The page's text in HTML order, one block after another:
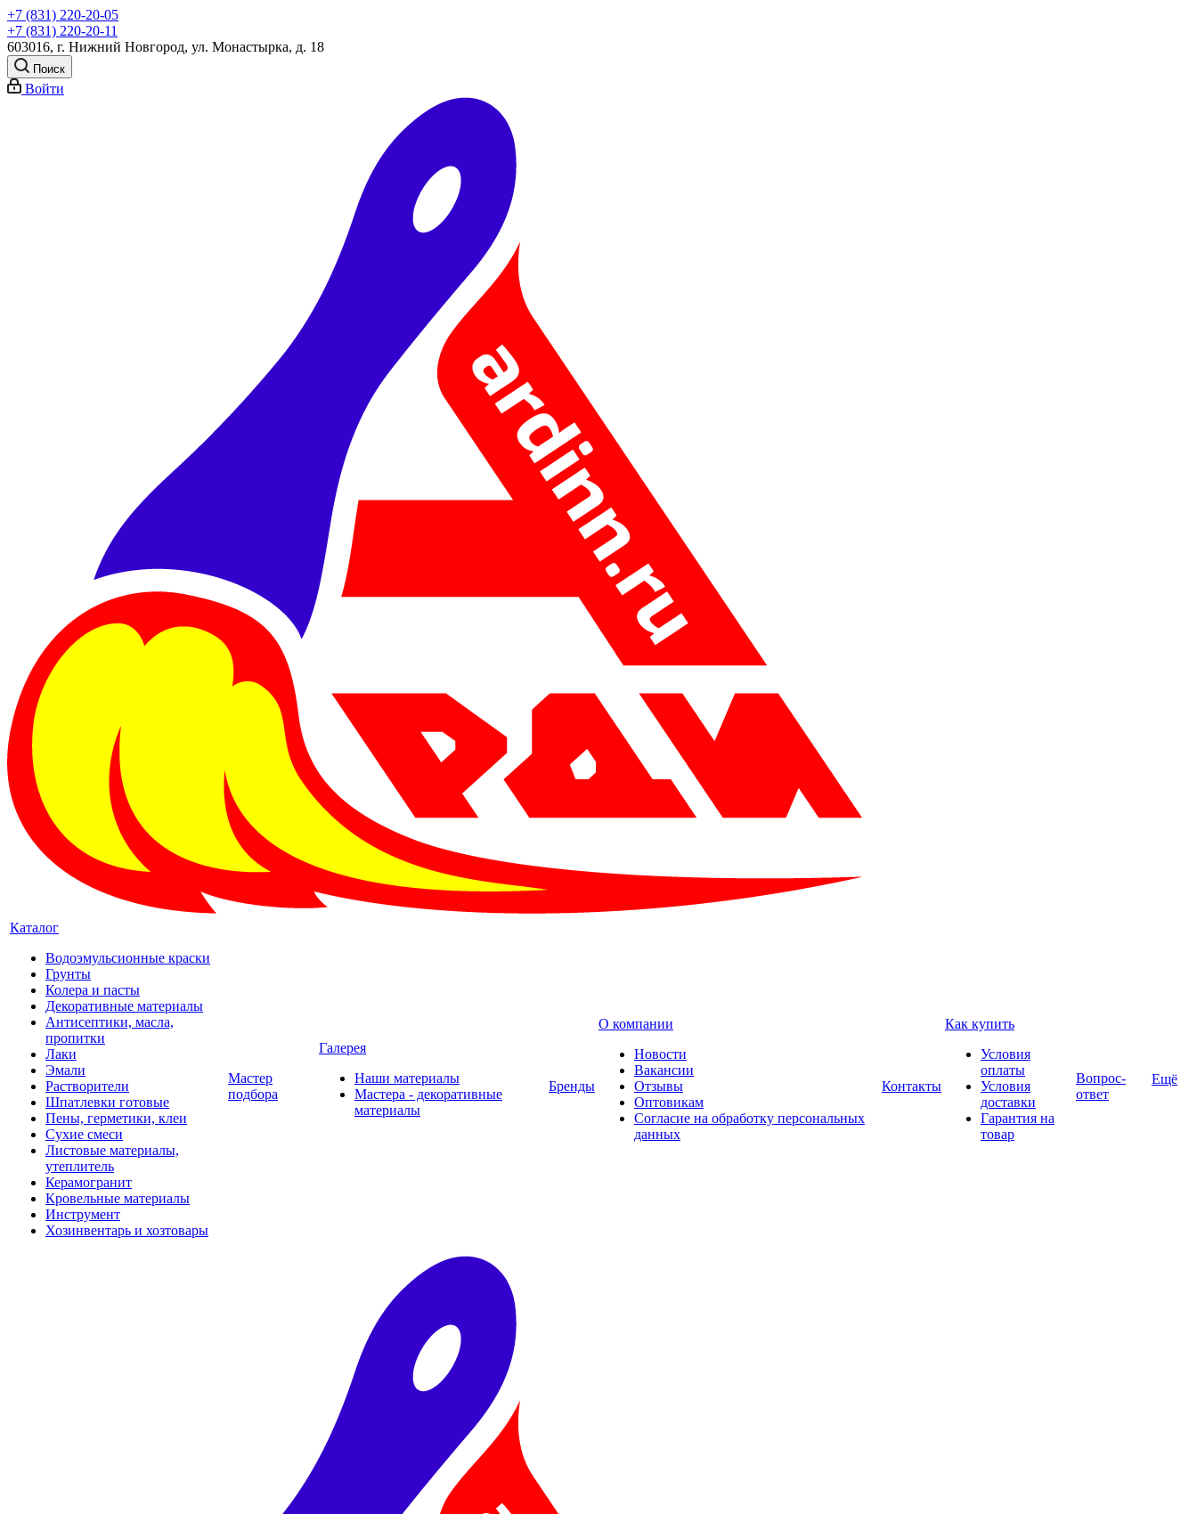
+7 (831) 220-20-05
+7 (831) 220-20-11
603016, г. Нижний Новгород, ул. Монастырка, д. 18
Поиск
Войти
Каталог
Водоэмульсионные краски
Грунты
Колера и пасты
Декоративные материалы
Антисептики, масла,
пропитки
Лаки
Эмали
Растворители
Шпатлевки готовые
Пены, герметики, клеи
Сухие смеси
Листовые материалы,
утеплитель
Керамогранит
Кровельные материалы
Инструмент
Хозинвентарь и хозтовары
Мастер
подбора
Галерея
Наши материалы
Мастера - декоративные
материалы
Бренды
О компании
Новости
Вакансии
Отзывы
Оптовикам
Cогласие на обработку персональных
данных
Контакты
Как купить
Условия
оплаты
Условия
доставки
Гарантия на
товар
Вопрос-
ответ
Ещё